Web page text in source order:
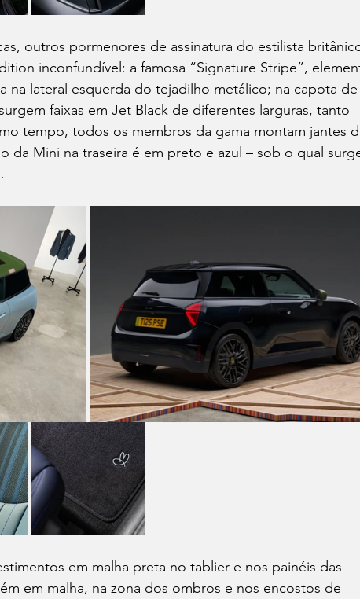
outros pormenores de assinatura do estilista
inconfundível: a famosa “Signature Stripe”,
na lateral esquerda do tejadilho metálico; na capota de
faixas em Jet Black de diferentes larguras, tanto
tempo, todos os membros da gama montam jantes
da Mini na traseira é em preto e azul – sob o qual
em malha preta no tablier e nos painéis das
em malha, na zona dos ombros e nos encostos de